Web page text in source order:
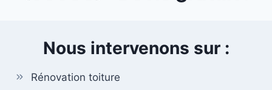
Nous intervenons sur :
Rénovation toiture